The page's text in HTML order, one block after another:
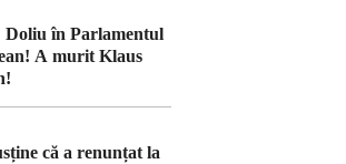
Doliu în Parlamentul
A murit Klaus
că a renunțat la